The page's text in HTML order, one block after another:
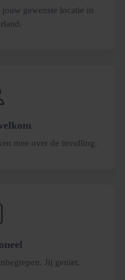
gewenste locatie in
mee over de invulling.
Jij geniet.